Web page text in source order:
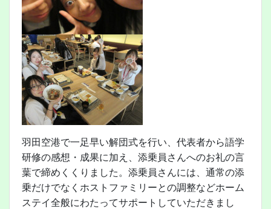
羽田空港で一足早い解団式を行い、代表者から語学
研修の感想・成果に加え、添乗員さんへのお礼の言
葉で締めくくりました。添乗員さんには、通常の添
乗だけでなくホストファミリーとの調整などホーム
ステイ全般にわたってサポートしていただきまし